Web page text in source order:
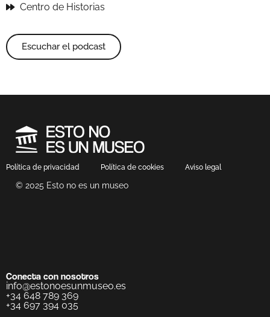
Centro de Historias
Escuchar el podcast
Política de privacidad Política de cookies Aviso legal
© 2025 Esto no es un museo
Conecta con nosotros
info@estonoesunmuseo.es
+34 648 789 369
+34 697 394 035